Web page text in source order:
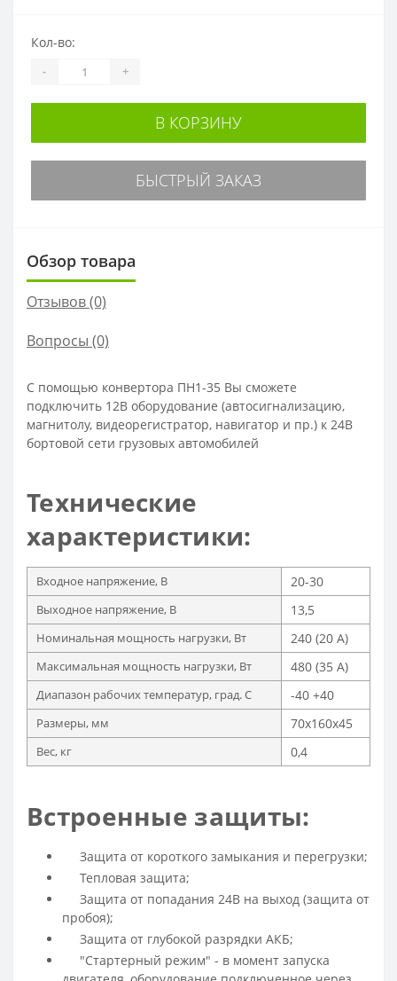
Кол-во:
- +
В КОРЗИНУ
БЫСТРЫЙ ЗАКАЗ
Обзор товара
Отзывов (0)
Вопросы (0)
С помощью конвертора ПН1-35 Вы сможете
подключить 12В оборудование (автосигнализацию,
магнитолу, видеорегистратор, навигатор и пр.) к 24В
бортовой сети грузовых автомобилей
Технические
характеристики:
Входное напряжение, В 20-30
Выходное напряжение, В 13,5
Номинальная мощность нагрузки, Вт 240 (20 А)
Максимальная мощность нагрузки, Вт 480 (35 А)
Диапазон рабочих температур, град. С -40 +40
Размеры, мм 70х160х45
Вес, кг 0,4
Встроенные защиты:
Защита от короткого замыкания и перегрузки;
Тепловая защита;
Защита от попадания 24В на выход (защита от
пробоя);
Защита от глубокой разрядки АКБ;
"Стартерный режим" - в момент запуска